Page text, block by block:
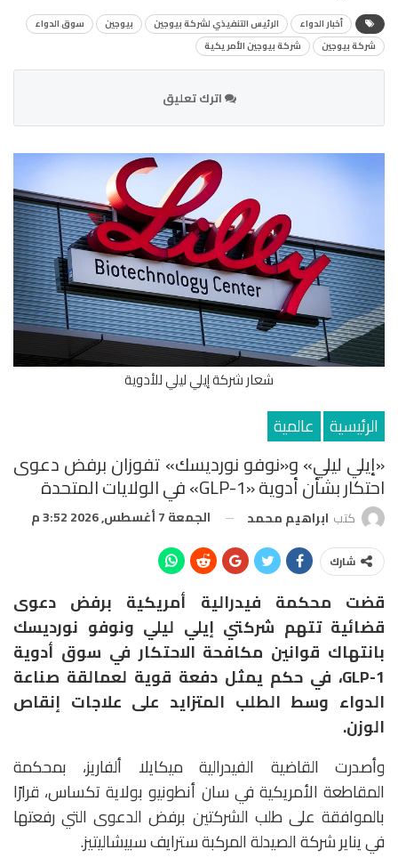
أخبار الدواء الرئيس التنفيذي لشركة بيوجين بيوجين
سوق الدواء
شركة بيوجين
شركة بيوجين الأمريكية
اترك تعليق
شعار شركة إيلي ليلي للأدوية
الرئيسية عالمية
«إيلي ليلي» و«نوفو نورديسك» تفوزان برفض دعوى
احتكار بشأن أدوية «GLP-1» في الولايات المتحدة
كتب ابراهيم محمد الجمعة 7 أغسطس, 2026 3:52 م
شارك
قضت محكمة فيدرالية أمريكية برفض دعوى
قضائية تتهم شركتي إيلي ليلي ونوفو نورديسك
بانتهاك قوانين مكافحة الاحتكار في سوق أدوية
GLP-1، في حكم يمثل دفعة قوية لعمالقة صناعة
الدواء وسط الطلب المتزايد على علاجات إنقاص
الوزن.
وأصدرت القاضية الفيدرالية ميكايلا ألفاريز، بمحكمة
المقاطعة الأمريكية في سان أنطونيو بولاية تكساس، قرارًا
بالموافقة على طلب الشركتين برفض الدعوى التي رفعتها
في يناير شركة الصيدلة المركبةسترايف سبيشاليتيز.